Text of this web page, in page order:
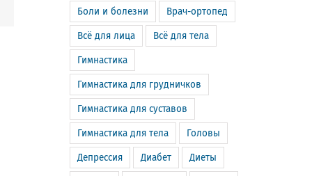
Боли и болезни Врач-ортопед
Всё для лица Всё для тела
Гимнастика
Гимнастика для грудничков
Гимнастика для суставов
Гимнастика для тела Головы
Депрессия Диабет Диеты